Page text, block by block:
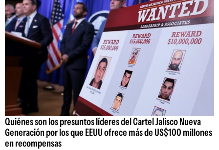
Quiénes son los presuntos líderes del Cartel Jalisco Nueva
Generación por los que EEUU ofrece más de US$100 millones
en recompensas